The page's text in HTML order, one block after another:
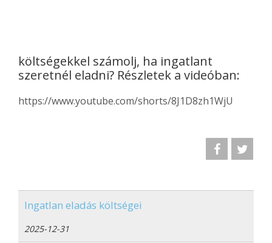
költségekkel számolj, ha ingatlant
szeretnél eladni? Részletek a videóban:
https://www.youtube.com/shorts/8J1D8zh1WjU
Ingatlan eladás költségei
2025-12-31